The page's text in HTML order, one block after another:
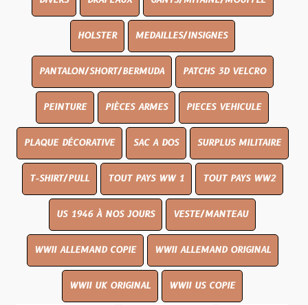
HOLSTER MEDAILLES/INSIGNES
PANTALON/SHORT/BERMUDA PATCHS 3D VELCRO
PEINTURE PIÈCES ARMES PIECES VEHICULE
PLAQUE DÉCORATIVE SAC A DOS SURPLUS MILITAIRE
T-SHIRT/PULL TOUT PAYS WW 1 TOUT PAYS WW2
US 1946 À NOS JOURS VESTE/MANTEAU
WWII ALLEMAND COPIE WWII ALLEMAND ORIGINAL
WWII UK ORIGINAL WWII US COPIE